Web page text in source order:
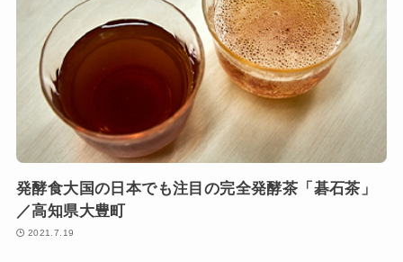
発酵食大国の日本でも注目の完全発酵茶「碁石茶」
／高知県大豊町
2021.7.19